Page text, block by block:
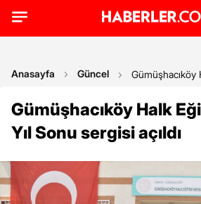
Anasayfa Güncel Gümüşhacıköy
Gümüşhacıköy Halk
Yıl Sonu sergisi açıldı